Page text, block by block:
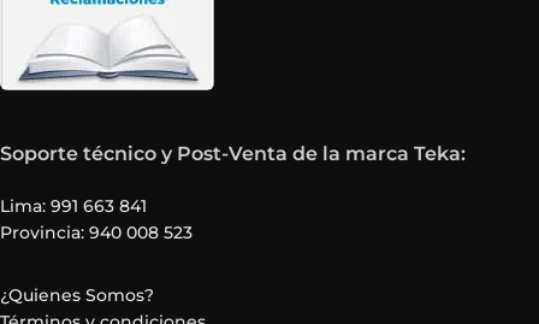
Soporte técnico y Post-Venta de la marca Teka:
Lima: 991 663 841
Provincia: 940 008 523
¿Quienes Somos?